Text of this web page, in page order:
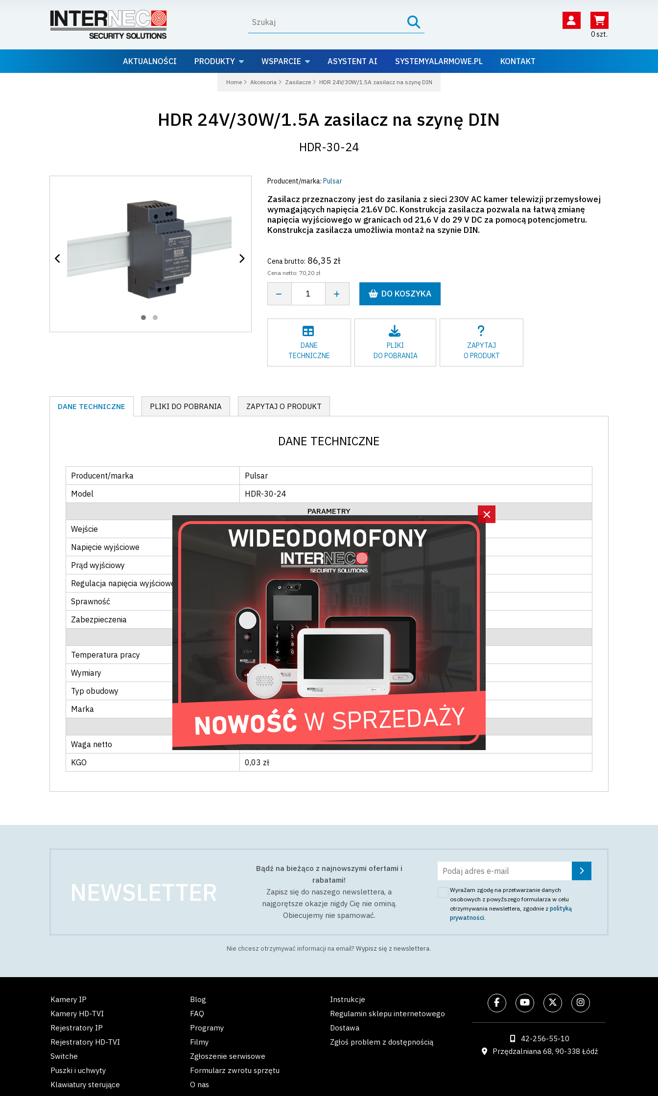
×
0 szt.
AKTUALNOŚCI PRODUKTY WSPARCIE ASYSTENT AI SYSTEMYALARMOWE.PL KONTAKT
Home Akcesoria Zasilacze HDR 24V/30W/1.5A zasilacz na szynę DIN
HDR 24V/30W/1.5A zasilacz na szynę DIN
HDR-30-24
Producent/marka:Pulsar
Zasilacz przeznaczony jest do zasilania z sieci 230V AC kamer telewizji przemysłowej
wymagających napięcia 21.6V DC. Konstrukcja zasilacza pozwala na łatwą zmianę
napięcia wyjściowego w granicach od 21,6 V do 29 V DC za pomocą potencjometru.
Konstrukcja zasilacza umożliwia montaż na szynie DIN.
Cena brutto: 86,35 zł
Cena netto: 70,20 zł
DO KOSZYKA
DANE
TECHNICZNE
PLIKI
DO POBRANIA
ZAPYTAJ
O PRODUKT
DANE TECHNICZNE PLIKI DO POBRANIA ZAPYTAJ O PRODUKT
DANE TECHNICZNE
Producent/marka
Pulsar
Model
HDR-30-24
PARAMETRY
Wejście
AC 84-264V~ 50/60Hz
Napięcie wyjściowe
DC 24V
Prąd wyjściowy
Regulacja napięcia wyjściowego
Sprawność
89
Zabezpieczenia
Przeciwzwarciowe, nadnapięciowe, przepięciowe, przeciążeniowe
OGÓLNE
Temperatura pracy
-30°C ÷ 70°C
Wymiary
35 x 90 x 54.5 mm
Typ obudowy
Na szynę DIN
Marka
MeanWell
POZOSTAŁE
Waga netto
0,12 kg
KGO
0,03 zł
NEWSLETTER
Bądź na bieżąco z najnowszymi ofertami i
rabatami!
Zapisz się do naszego newslettera, a
najgorętsze okazje nigdy Cię nie ominą.
Obiecujemy nie spamować.
Wyrażam zgodę na przetwarzanie danych
osobowych z powyższego formularza w celu
otrzymywania newslettera , zgodnie z polityką
prywatności
Nie chcesz otrzymywać informacji na email?Wypisz się z newslettera.
Kamery IP
Kamery HD-TVI
Rejestratory IP
Rejestratory HD-TVI
Switche
Puszki i uchwyty
Klawiatury sterujące
Blog
FAQ
Programy
Filmy
Zgłoszenie serwisowe
Formularz zwrotu sprzętu
O nas
Instrukcje
Regulamin sklepu internetowego
Dostawa
Zgłoś problem z dostępnością
42-256-55-10
Przędzalniana 68, 90-338 Łódź